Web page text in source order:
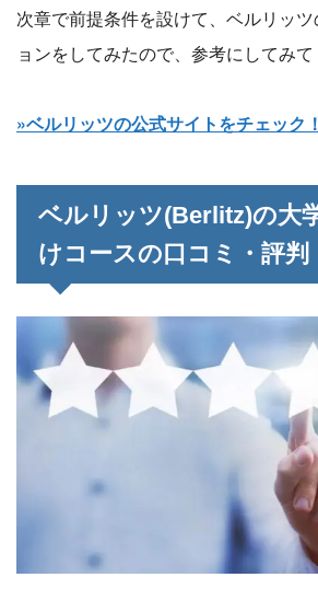
次章で前提条件を設けて、ベルリッ
ョンをしてみたので、参考にしてみて
»ベルリッツの公式サイトをチェック！
ベルリッツ(Berlitz)の大
けコースの口コミ・評判